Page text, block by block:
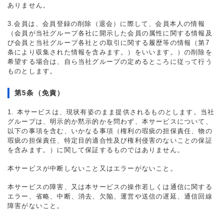
ありません。
3.会員は、会員登録の削除（退会）に際して、会員本人の情報
（会員が当社グループ各社に開示した会員の属性に関する情報及
び会員と当社グループ各社との取引に関する履歴等の情報（第7
条により収集された情報を含みます。）をいいます。）の削除を
希望する場合は、自ら当社グループの定めるところに従って行う
ものとします。
第5条（免責）
1. 本サービスは、現状有姿のまま提供されるものとします。当社
グループは、明示的か黙示的かを問わず、本サービスについて、
以下の事項を含む、いかなる事項（権利の瑕疵の担保責任、物の
瑕疵の担保責任、特定目的適合性及び権利侵害のないことの保証
を含みます。）に関して保証するものではありません。
本サービスが中断しないこと又はエラーがないこと。
本サービスの障害、又は本サービスの操作若しくは通信に関する
エラー、省略、中断、消去、欠陥、運営や送信の遅延、通信回線
障害がないこと。